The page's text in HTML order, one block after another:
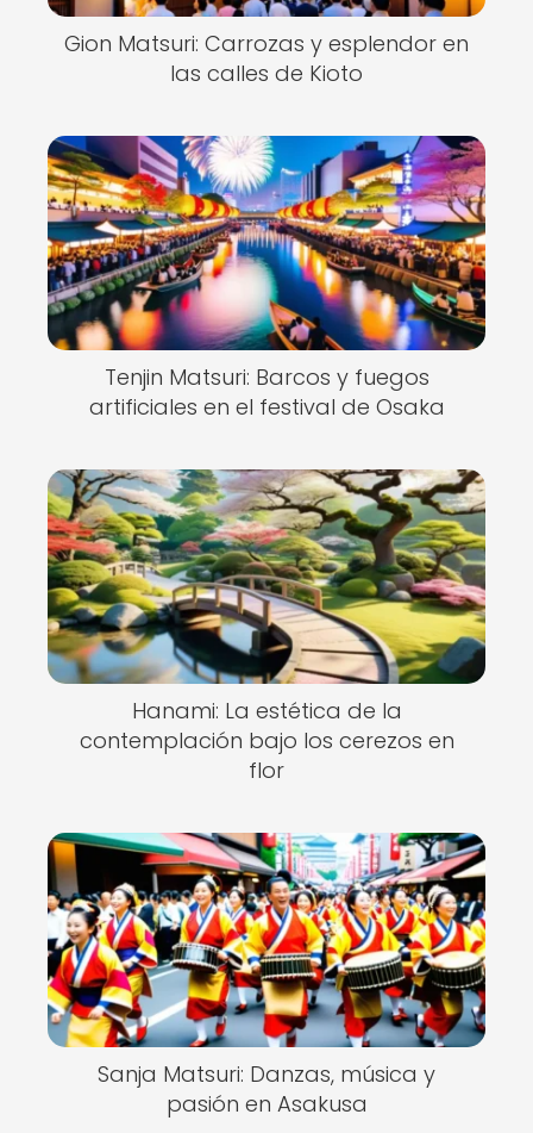
Gion Matsuri: Carrozas y esplendor en
las calles de Kioto
Tenjin Matsuri: Barcos y fuegos
artificiales en el festival de Osaka
Hanami: La estética de la
contemplación bajo los cerezos en
flor
Sanja Matsuri: Danzas, música y
pasión en Asakusa